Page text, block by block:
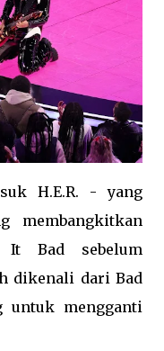
H.E.R. - yang
membangkitkan
It Bad sebelum
dikenali dari Bad
untuk mengganti